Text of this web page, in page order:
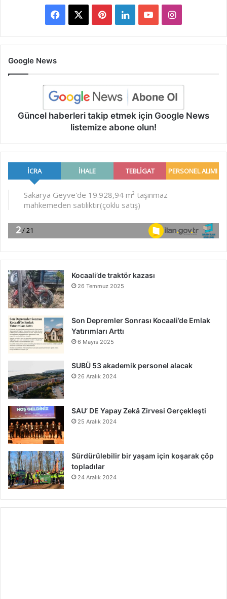
Facebook PinterestLinkedInYouTubeInstagram
Google News
Güncel haberleri takip etmek için Google News
listemize abone olun!
Kocaali’de traktör kazası
26 Temmuz 2025
Son Depremler Sonrası Kocaali’de Emlak
Yatırımları Arttı
6 Mayıs 2025
SUBÜ 53 akademik personel alacak
26 Aralık 2024
SAU’ DE Yapay Zekâ Zirvesi Gerçekleşti
25 Aralık 2024
Sürdürülebilir bir yaşam için koşarak çöp
topladılar
24 Aralık 2024